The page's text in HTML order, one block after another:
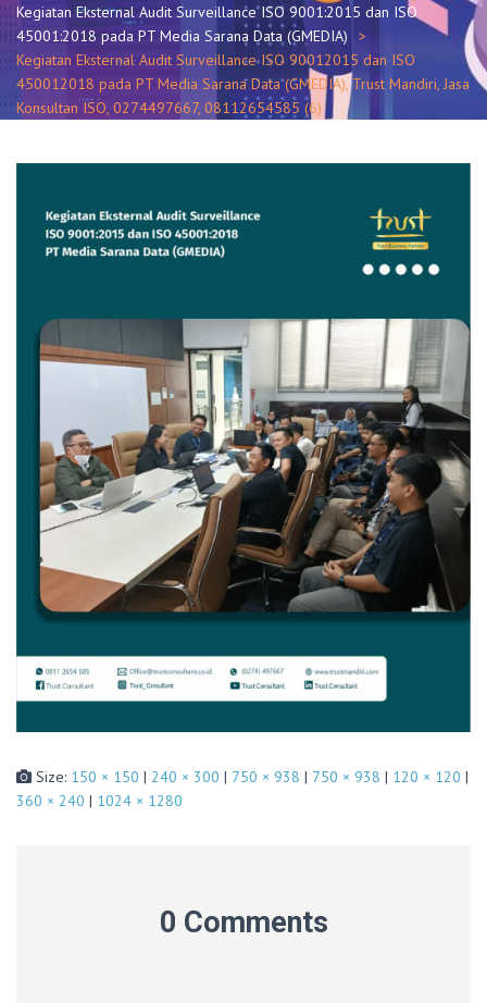
Kegiatan Eksternal Audit Surveillance ISO 9001:2015 dan ISO
45001:2018 pada PT Media Sarana Data (GMEDIA)
Kegiatan Eksternal Audit Surveillance ISO 90012015 dan ISO
450012018 pada PT Media Sarana Data (GMEDIA), Trust Mandiri, Jasa
Konsultan ISO, 0274497667, 08112654585 (6)
Size: 150 × 150 | 240 × 300 | 750 × 938 | 750 × 938 | 120 × 120 |
360 × 240 | 1024 × 1280
0 Comments